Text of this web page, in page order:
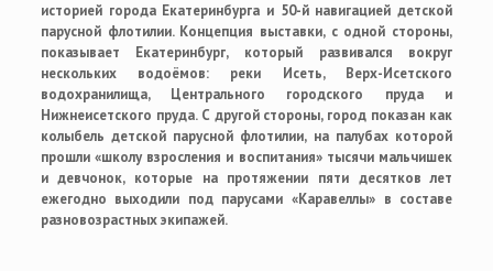
историей города Екатеринбурга и 50-й навигацией детской
парусной флотилии. Концепция выставки, с одной стороны,
показывает Екатеринбург, который развивался вокруг
нескольких водоёмов: реки Исеть, Верх-Исетского
водохранилища, Центрального городского пруда и
Нижнеисетского пруда. С другой стороны, город показан как
колыбель детской парусной флотилии, на палубах которой
прошли «школу взросления и воспитания» тысячи мальчишек
и девчонок, которые на протяжении пяти десятков лет
ежегодно выходили под парусами «Каравеллы» в составе
разновозрастных экипажей.